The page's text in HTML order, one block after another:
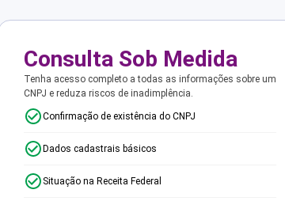
Consulta Sob Medida
Tenha acesso completo a todas as informações sobre um
CNPJ e reduza riscos de inadimplência.
Confirmação de existência do CNPJ
Dados cadastrais básicos
Situação na Receita Federal